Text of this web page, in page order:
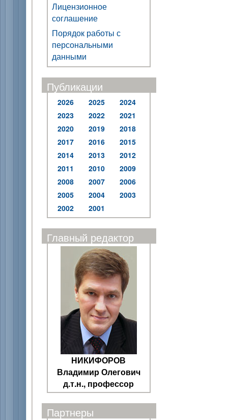
Лицензионное
соглашение
Порядок работы с
персональными
данными
Публикации
2026 2025
2024
2023
2022
2021
2020
2019
2018
2017
2016
2015
2014
2013
2012
2011
2010
2009
2008
2007
2006
2005
2004
2003
2002
2001
Главный редактор
НИКИФОРОВ
Владимир Олегович
д.т.н., профессор
Партнеры